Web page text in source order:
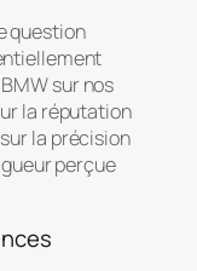
question
sur nos
la réputation
la précision
perçue